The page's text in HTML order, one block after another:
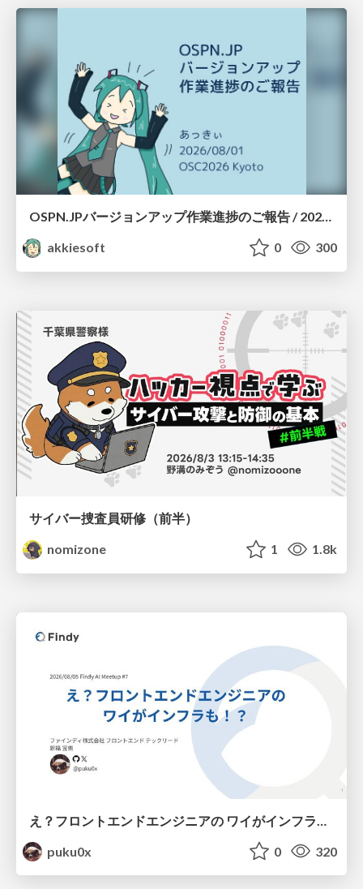
akkiesoft
0 300
サイバー捜査員研修（前半）
nomizone
1 1.8k
puku0x
0 320